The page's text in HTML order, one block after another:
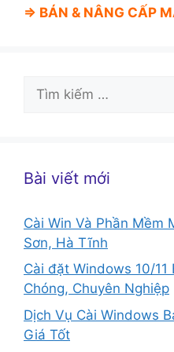
⇒ BÁN & NÂNG CẤP
Tìm
kiếm
Bài viết mới
Cài Win Và Phần Mềm
Sơn, Hà Tĩnh
Cài đặt Windows 10/11
Chóng, Chuyên Nghiệp
Dịch Vụ Cài Windows
Giá Tốt